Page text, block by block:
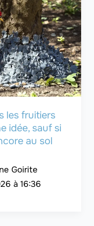
les fruitiers
idée, sauf si
au sol
Goirite
à 16:36